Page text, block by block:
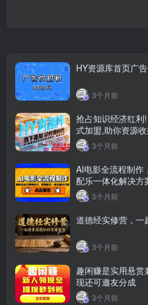
HY资源库首页广
3个月前
抢占知识经济红利
式加盟,助你资源
3个月前
AI电影全流程制作
配乐一体化解决方
3个月前
道德经实修营，一
3个月前
趣闲赚是实用悬赏
现还可邀友分成
3个月前